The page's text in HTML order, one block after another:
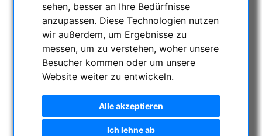
sehen, besser an Ihre Bedürfnisse
anzupassen. Diese Technologien nutzen
wir außerdem, um Ergebnisse zu
messen, um zu verstehen, woher unsere
Besucher kommen oder um unsere
Website weiter zu entwickeln.
Alle akzeptieren
Ich lehne ab